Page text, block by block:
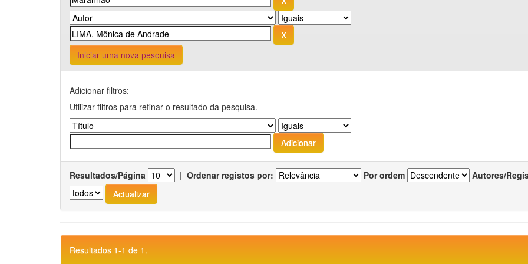
Iniciar uma nova pesquisa
Adicionar filtros:
Utilizar filtros para refinar o resultado da pesquisa.
Resultados/Página | Ordenar registos por: Por ordem Autores/
Resultados 1-1 de 1.